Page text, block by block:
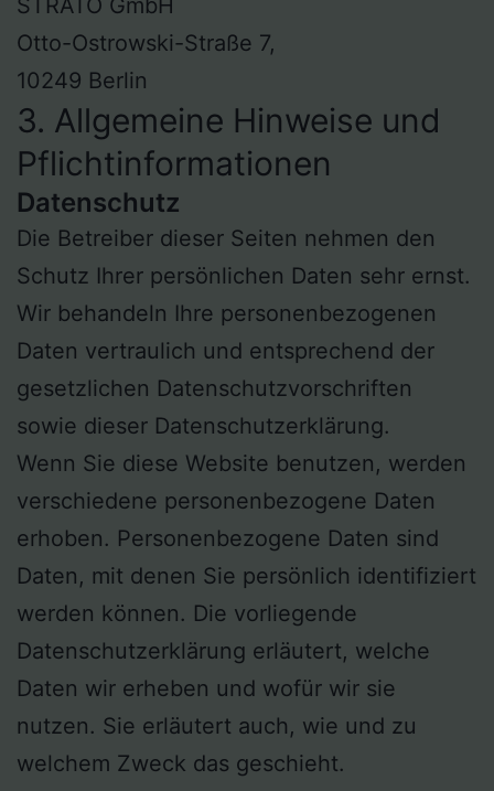
Otto-Ostrowski-Straße 7,
10249 Berlin
3. Allgemeine Hinweise und
Pflicht­informationen
Datenschutz
Die Betreiber dieser Seiten nehmen den
Schutz Ihrer persönlichen Daten sehr ernst.
Wir behandeln Ihre personenbezogenen
Daten vertraulich und entsprechend der
gesetzlichen Datenschutzvorschriften
sowie dieser Datenschutzerklärung.
Wenn Sie diese Website benutzen, werden
verschiedene personenbezogene Daten
erhoben. Personenbezogene Daten sind
Daten, mit denen Sie persönlich identifiziert
werden können. Die vorliegende
Datenschutzerklärung erläutert, welche
Daten wir erheben und wofür wir sie
nutzen. Sie erläutert auch, wie und zu
welchem Zweck das geschieht.